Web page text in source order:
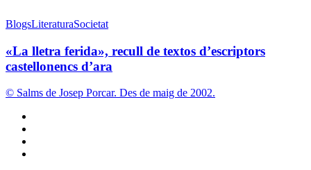
«La
ferida»,
recull
de
d’escriptors
BlogsLiteraturaSocietat
«La lletra ferida», recull de textos d’escriptors
castellonencs d’ara
© Salms de Josep Porcar. Des de maig de 2002.